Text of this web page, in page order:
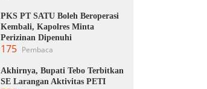
PKS PT SATU Boleh Beroperasi
Kembali, Kapolres Minta
Perizinan Dipenuhi
175 Pembaca
Akhirnya, Bupati Tebo Terbitkan
SE Larangan Aktivitas PETI